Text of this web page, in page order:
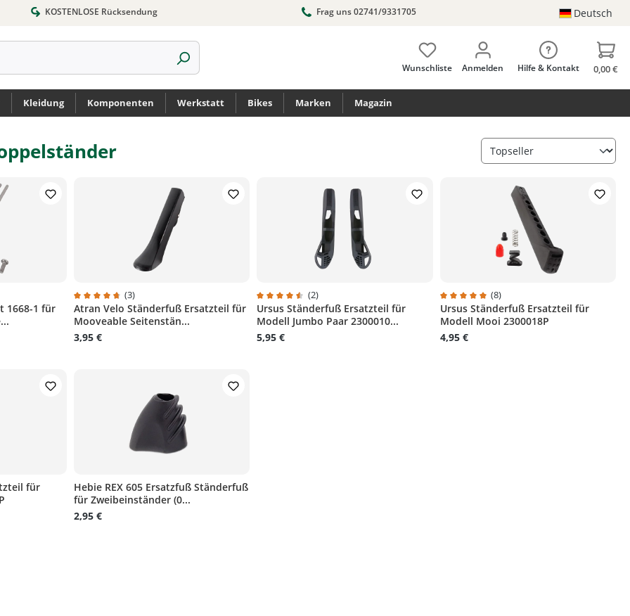
KOSTENLOSE Rücksendung Frag uns 02741/9331705 Deutsch
Wunschliste Anmelden Hilfe & Kontakt 0,00 €
Kleidung Komponenten Werkstatt Bikes Marken Magazin
von 5 von 5 Sternen
1668-1 für
Durchschnittliche Bewertung von 4.6 von 5 Sternen
(3)
Atran Velo Ständerfuß Ersatzteil für
Mooveable Seitenstän...
3,95 €
Durchschnittliche Bewertung von 4.5 von 5 Sternen
(2)
Ursus Ständerfuß Ersatzteil für
Modell Jumbo Paar 2300010...
5,95 €
Durchschnittliche Bewertung von 5 von
(8)
Ursus Ständerfuß Ersatzteil für
Modell Mooi 2300018P
4,95 €
für
Hebie REX 605 Ersatzfuß Ständerfuß
für Zweibeinständer (0...
2,95 €